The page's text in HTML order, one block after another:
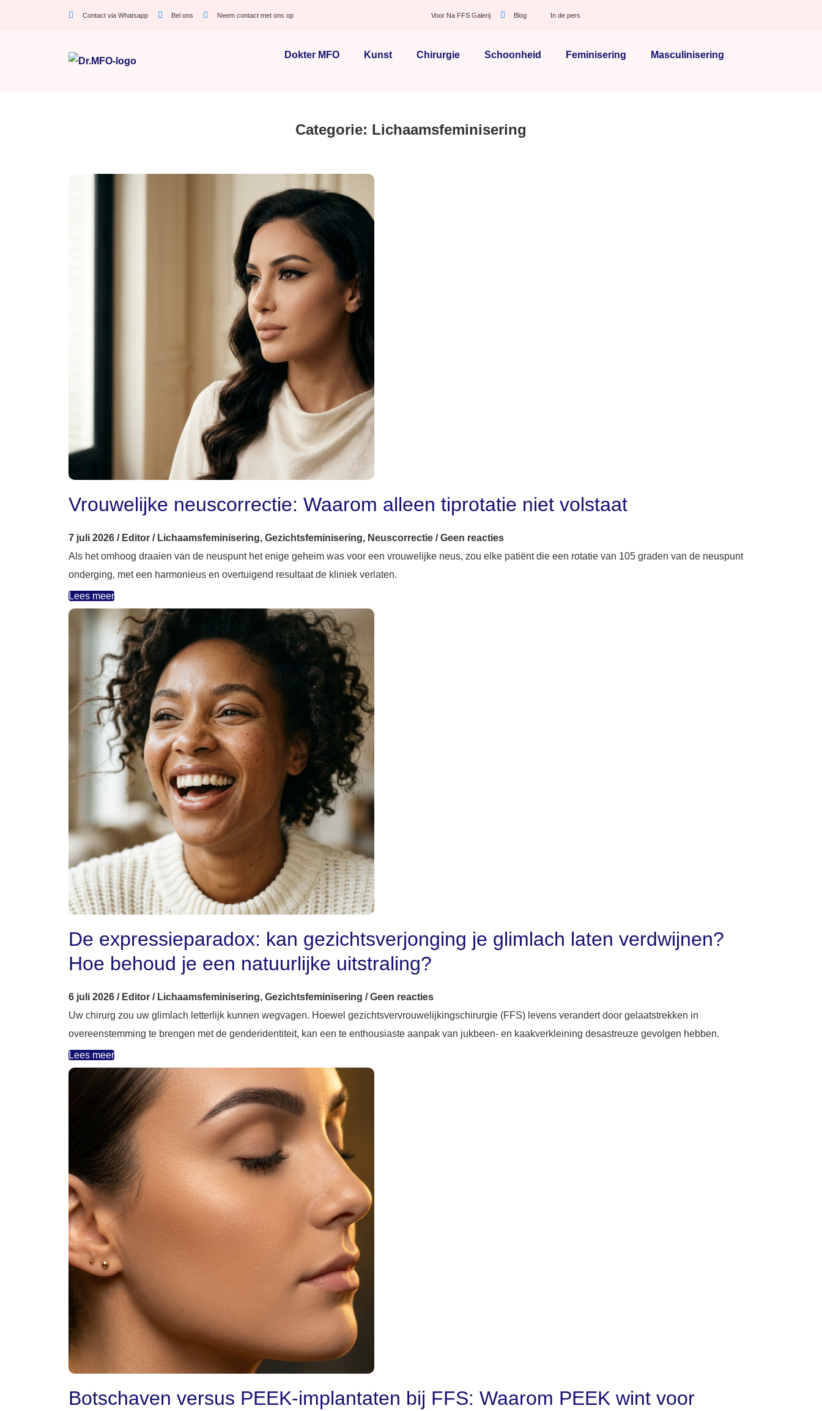
Contact via Whatsapp Bel ons Neem contact met ons op Voor Na FFS Galerij Blog In de pers
Dokter MFO Kunst Chirurgie Schoonheid Feminisering Masculinisering
Categorie: Lichaamsfeminisering
Vrouwelijke neuscorrectie: Waarom alleen tiprotatie niet volstaat
7 juli 2026 / Editor / Lichaamsfeminisering, Gezichtsfeminisering, Neuscorrectie / Geen reacties
Als het omhoog draaien van de neuspunt het enige geheim was voor een vrouwelijke neus, zou elke patiënt die een rotatie van 105 graden van de neuspunt
onderging, met een harmonieus en overtuigend resultaat de kliniek verlaten.
Lees meer
De expressieparadox: kan gezichtsverjonging je glimlach laten verdwijnen?
Hoe behoud je een natuurlijke uitstraling?
6 juli 2026 / Editor / Lichaamsfeminisering, Gezichtsfeminisering / Geen reacties
Uw chirurg zou uw glimlach letterlijk kunnen wegvagen. Hoewel gezichtsvervrouwelijkingschirurgie (FFS) levens verandert door gelaatstrekken in
overeenstemming te brengen met de genderidentiteit, kan een te enthousiaste aanpak van jukbeen- en kaakverkleining desastreuze gevolgen hebben.
Lees meer
Botschaven versus PEEK-implantaten bij FFS: Waarom PEEK wint voor